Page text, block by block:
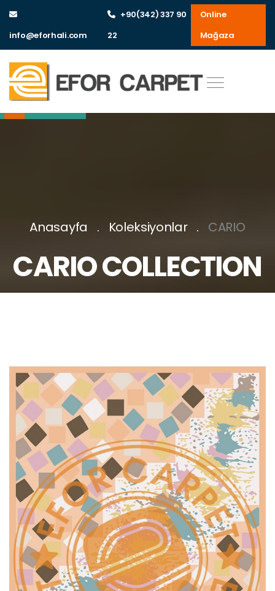
info@eforhali.com
+90(342) 337 90
22
Online
Mağaza
Anasayfa Koleksiyonlar CARIO
CARIO COLLECTION